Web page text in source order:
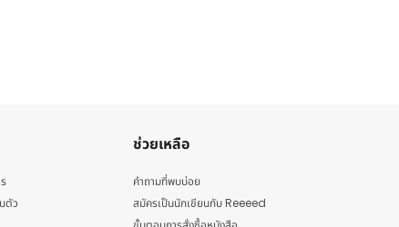
ตัว
ช่วยเหลือ
คำถามที่พบบ่อย
สมัครเป็นนักเขียนกับ Reeeed